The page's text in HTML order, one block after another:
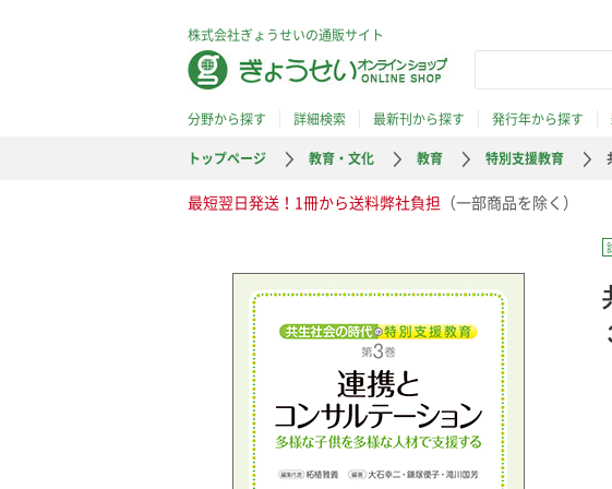
株式会社ぎょうせいの通販サイト
分野から探す 詳細検索 最新刊から探す 発行年から探す
トップページ
教育・文化 教育 特別支援教育
最短翌日発送！1冊から送料弊社負担 （一部商品を除く）